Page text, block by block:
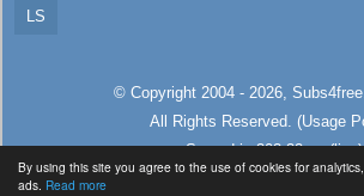
By using this site you agree to the use of cookies for
ads. Read more
LS
© Copyright 2004 - 2026,
All Rights Reserved. (Usage
Served in 303.32ms (live)